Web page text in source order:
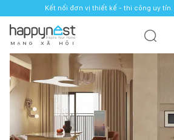
Kết nối đơn vị thiết kế - thi công uy tín.
M Ạ N G X Ã H Ộ I